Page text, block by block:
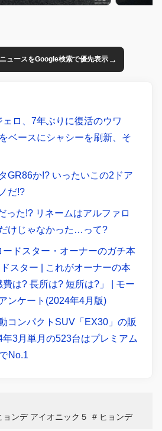
ュースをGoogle検索で優先表示→
ェロ、7年ぶりに復活のウワ
ベースにシャシーを刷新、そ
GR86か!? いったいこの2ドア
だ!?
った!? リネームはアルファロ
けじゃなかった…って?
ードスター・オーナーのガチ本
スター | これがオーナーの本
は? 長所は? 短所は?」 | モー
ンケート(2024年4月版)
コンパクトSUV「EX30」の販
3月単月の523台はプレミアム
No.1
ンデ アイオニック５ ヒョンデ